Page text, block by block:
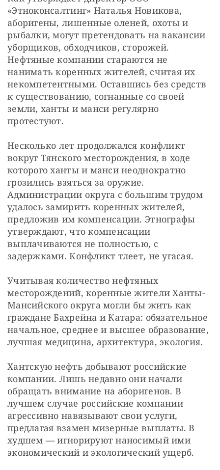
«Этноконсалтинг» Наталья Новикова,
аборигены, лишенные оленей, охоты и
рыбалки, могут претендовать на вакансии
уборщиков, обходчиков, сторожей.
Нефтяные компании стараются не
нанимать коренных жителей, считая их
некомпетентными. Оставшись без средств
к существованию, согнанные со своей
земли, ханты и манси регулярно
протестуют.
Несколько лет продолжался конфликт
вокруг Тянского месторождения, в ходе
которого ханты и манси неоднократно
грозились взяться за оружие.
Администрации округа с большим трудом
удалось замирить коренных жителей,
предложив им компенсации. Этнографы
утверждают, что компенсации
выплачиваются не полностью, с
задержками. Конфликт тлеет, не угасая.
Учитывая количество нефтяных
месторождений, коренные жители Ханты-
Мансийского округа могли бы жить как
граждане Бахрейна и Катара: обязательное
начальное, среднее и высшее образование,
лучшая медицина, архитектура, экология.
Хантскую нефть добывают российские
компании. Лишь недавно они начали
обращать внимание на аборигенов. В
лучшем случае российские компании
агрессивно навязывают свои услуги,
предлагая взамен мизерные выплаты. В
худшем — игнорируют наносимый ими
экономический и экологический ущерб.